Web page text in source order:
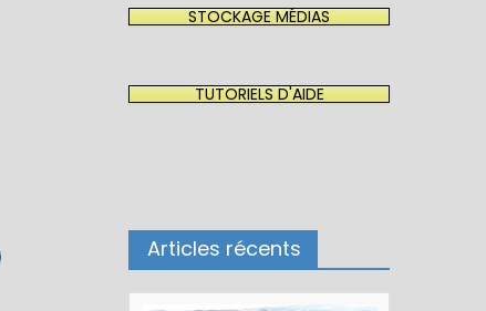
STOCKAGE MÉDIAS
TUTORIELS D'AIDE
Articles récents